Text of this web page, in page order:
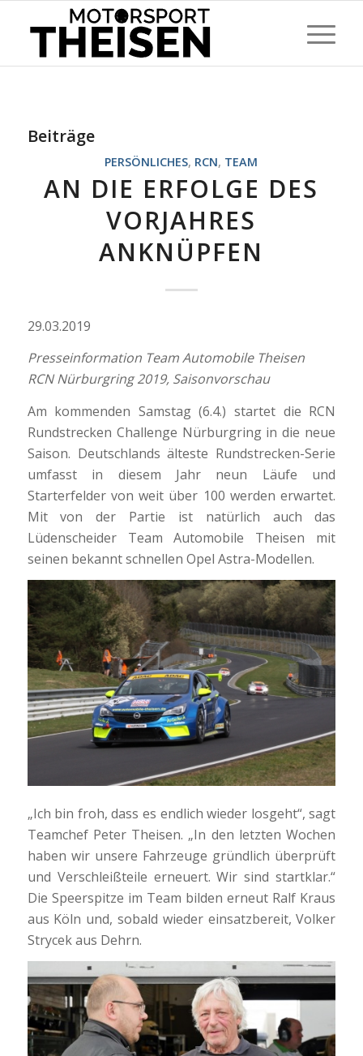
Beiträge
PERSÖNLICHES, RCN, TEAM
AN DIE ERFOLGE DES
VORJAHRES
ANKNÜPFEN
29.03.2019
Presseinformation Team Automobile Theisen
RCN Nürburgring 2019, Saisonvorschau
Am kommenden Samstag (6.4.) startet die RCN
Rundstrecken Challenge Nürburgring in die neue
Saison. Deutschlands älteste Rundstrecken-Serie
umfasst in diesem Jahr neun Läufe und
Starterfelder von weit über 100 werden erwartet.
Mit von der Partie ist natürlich auch das
Lüdenscheider Team Automobile Theisen mit
seinen bekannt schnellen Opel Astra-Modellen.
„Ich bin froh, dass es endlich wieder losgeht“, sagt
Teamchef Peter Theisen. „In den letzten Wochen
haben wir unsere Fahrzeuge gründlich überprüft
und Verschleißteile erneuert. Wir sind startklar.“
Die Speerspitze im Team bilden erneut Ralf Kraus
aus Köln und, sobald wieder einsatzbereit, Volker
Strycek aus Dehrn.